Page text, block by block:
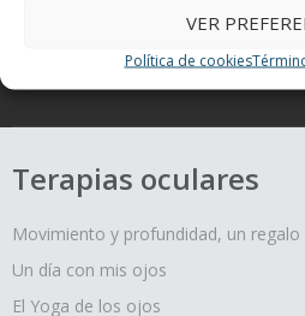
VER
Política de cookies
Terapias oculares
Movimiento y profundidad, un
Un día con mis ojos
El Yoga de los ojos